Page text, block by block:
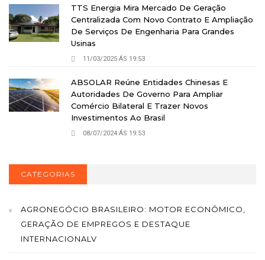
TTS Energia Mira Mercado De Geração
Centralizada Com Novo Contrato E Ampliação
De Serviços De Engenharia Para Grandes
Usinas
11/03/2025 ÁS 19:53
ABSOLAR Reúne Entidades Chinesas E
Autoridades De Governo Para Ampliar
Comércio Bilateral E Trazer Novos
Investimentos Ao Brasil
08/07/2024 ÁS 19:53
CATEGORIAS
AGRONEGÓCIO BRASILEIRO: MOTOR ECONÔMICO,
GERAÇÃO DE EMPREGOS E DESTAQUE
INTERNACIONALV